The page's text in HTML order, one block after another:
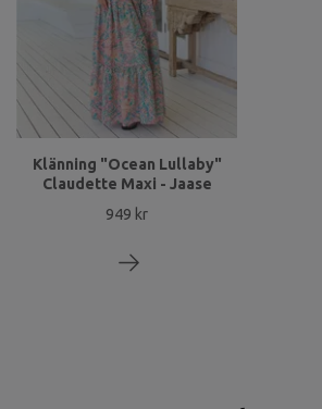
Klänning "Ocean Lullaby"
Claudette Maxi - Jaase
949 kr